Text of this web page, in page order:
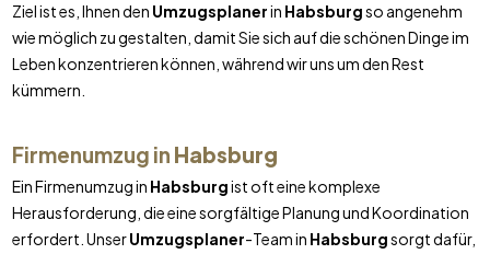
Ziel ist es, Ihnen den Umzugsplanerin Habsburgso angenehm
wie möglich zu gestalten, damit Sie sich auf die schönen Dinge im
Leben konzentrieren können, während wir uns um den Rest
kümmern.
Firmenumzug in Habsburg
Ein Firmenumzug in Habsburgist oft eine komplexe
Herausforderung, die eine sorgfältige Planung und Koordination
erfordert. UnserUmzugsplaner-Team in Habsburgsorgt dafür,